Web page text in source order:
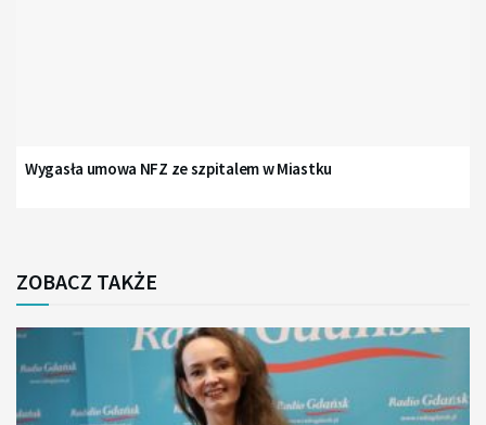
Wygasła umowa NFZ ze szpitalem w Miastku
ZOBACZ TAKŻE